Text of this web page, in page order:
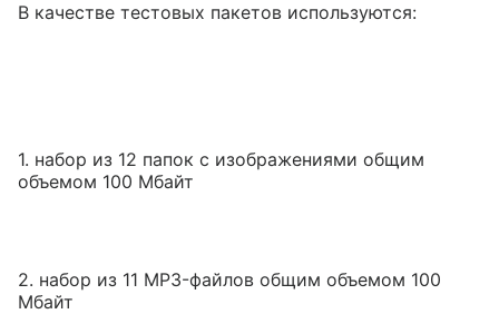
В качестве тестовых пакетов используются:
1. набор из 12 папок с изображениями общим
объемом 100 Мбайт
2. набор из 11 MP3-файлов общим объемом 100
Мбайт